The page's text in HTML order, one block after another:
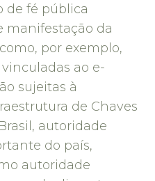
de fé pública
manifestação da
por exemplo,
ao e-
sujeitas à
de Chaves
autoridade
do país,
autoridade